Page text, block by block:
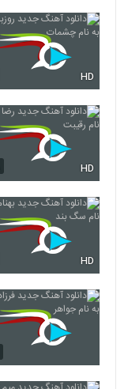
117
118
120
HD
HD
HD